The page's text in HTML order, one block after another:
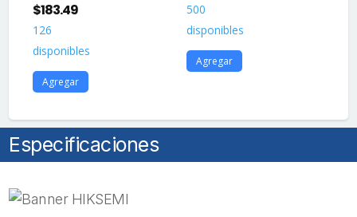
95
MB/s
/
40
cantidad
$183.49
126
disponibles
Agregar
500
disponibles
Agregar
Especificaciones